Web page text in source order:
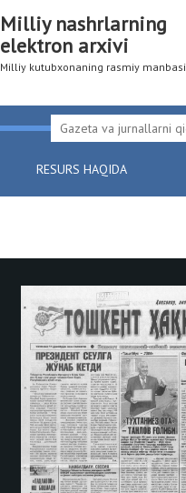
Milliy nashrlarning
elektron arxivi
Milliy kutubxonaning rasmiy manbasi
RESURS HAQIDA